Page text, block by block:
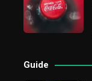
Guide